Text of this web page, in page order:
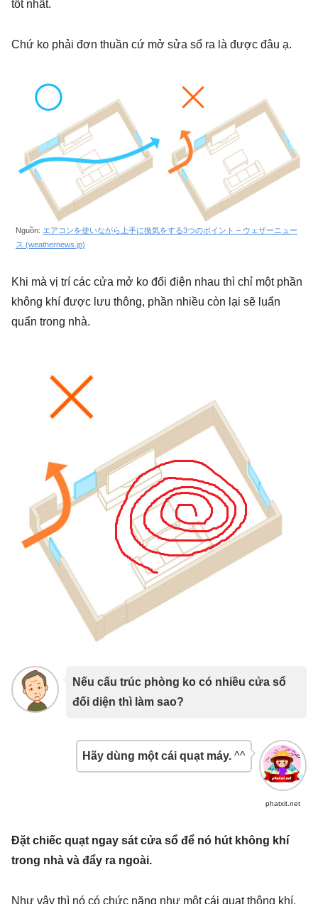
tốt nhất.
Chứ ko phải đơn thuần cứ mở sửa sổ ra là được đâu ạ.
Nguồn: エアコンを使いながら上手に換気をする3つのポイント – ウェザーニュー
ス (weathernews.jp)
Khi mà vị trí các cửa mở ko đối điện nhau thì chỉ một phần
không khí được lưu thông, phần nhiều còn lại sẽ luẩn
quẩn trong nhà.
Nếu cấu trúc phòng ko có nhiều cửa sổ
đối diện thì làm sao?
phatxit.net
Hãy dùng một cái quạt máy. ^^
Đặt chiếc quạt ngay sát cửa sổ để nó hút không khí
trong nhà và đẩy ra ngoài.
Như vậy thì nó có chức năng như một cái quạt thông khí.